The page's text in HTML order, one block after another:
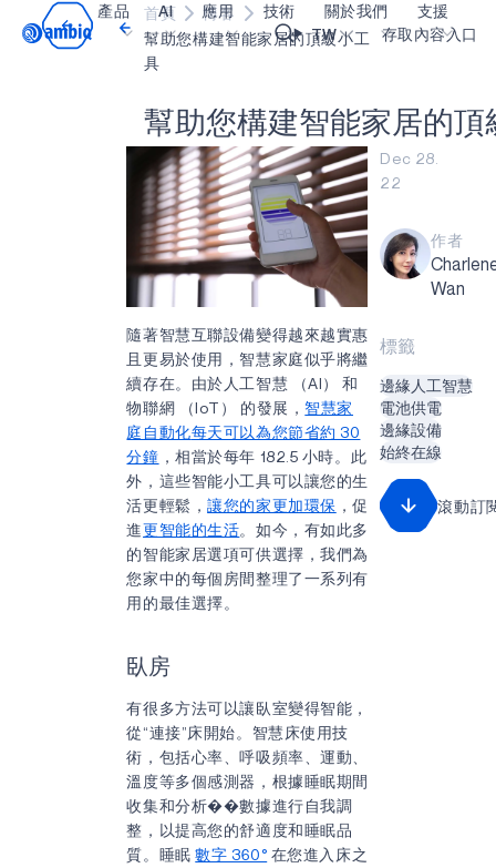
產品 AI 應用
醫療保健
工業邊緣
智能遙控器
智慧家庭和建築
智慧卡
可穿戴設備
遊戲
耳戴式裝置
技術
blueSPOT
graphiqSPOT
neuralSPOT
secureSPOT
SPOT
turboSPOT
關於我們
部落格
職業
讓我們共同建設未來
活動
投資者關係
訊息
合作成功亮點
為什麼選擇 Ambiq
什麼是邊緣 AI？
支援
內容入口網
我們的合作
資源
購買地點
常見問題
TW 存取內容入口
首頁
博客
幫助您構建智能家居的頂級小工
具
幫助您構建智能家 居的 頂
隨著智慧互聯設備變得越來越實惠
且更易於使用，智慧家庭似乎將繼
續存在。由於人工智慧 （AI） 和
物聯網 （IoT） 的發展，智慧家
庭自動化每天可以為您節省約 30
分鐘 ，相當於每年 182.5 小時。此
外，這些智能小工具可以讓您的生
活更輕鬆，讓您的家更加環保 ，促
進更智能的生活。如今，有如此多
的智能家居選項可供選擇，我們為
您家中的每個房間整理了一系列有
用的最佳選擇。
臥房
有很多方法可以讓臥室變得智能，
從“連接”床開始。智慧床使用技
術，包括心率、呼吸頻率、運動、
溫度等多個感測器，根據睡眠期間
收集和分析��數據進行自我調
整，以提高您的舒適度和睡眠品
質。睡眠數字 360° 在您進入床之
Dec 28.
22
作者
Wan
標籤
邊緣人工智慧
電池供電
邊緣設備
始終在線
滾動訂
Video title
OK